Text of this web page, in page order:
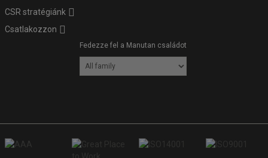
CSR stratégiánk
Csatlakozzon
Fedezze fel a Manutan családot